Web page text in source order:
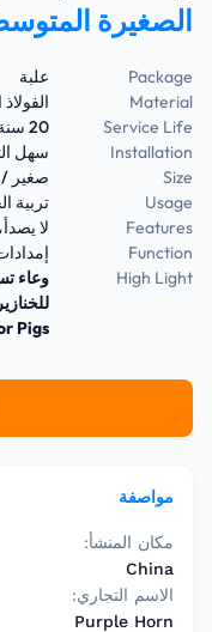
الصغيرة
Package
علبة
Material
Service Life
20 سنة +
Installation
سهل
Size
صغير
Usage
تربية
Features
لا
Function
High Light
وعاء
للخنازير
Pigs
مواصفة
مكان المنشأ:
China
الاسم التجاري:
Purple Horn